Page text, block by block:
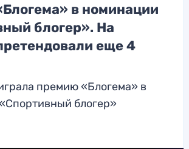
в номинации
блогер». На
еще 4
премию «Блогема» в
блогер»